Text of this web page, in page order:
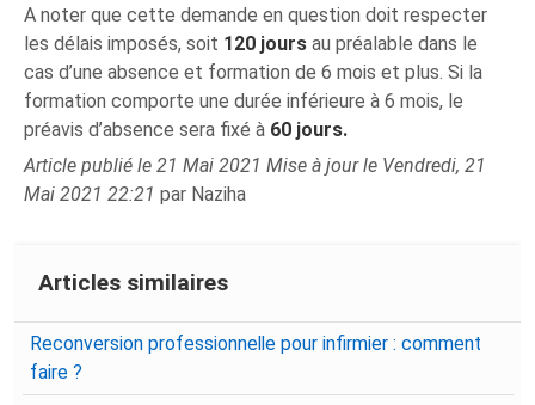
A noter que cette demande en question doit respecter
les délais imposés, soit 120 jours au préalable dans le
cas d’une absence et formation de 6 mois et plus. Si la
formation comporte une durée inférieure à 6 mois, le
préavis d’absence sera fixé à 60 jours.
Article publié le 21 Mai 2021 Mise à jour le Vendredi, 21
Mai 2021 22:21par Naziha
Articles similaires
Reconversion professionnelle pour infirmier : comment
faire ?